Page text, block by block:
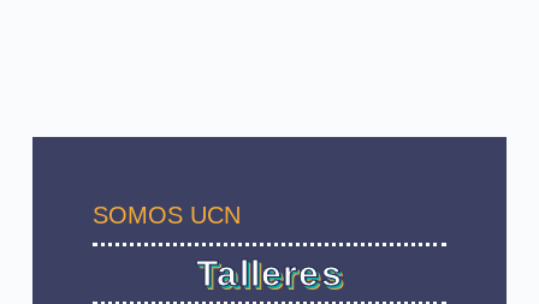
SOMOS UCN
Talleres